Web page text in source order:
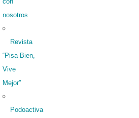
nosotros
Revista
“Pisa Bien,
Vive
Mejor”
Podoactiva